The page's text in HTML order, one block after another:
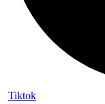
Tiktok